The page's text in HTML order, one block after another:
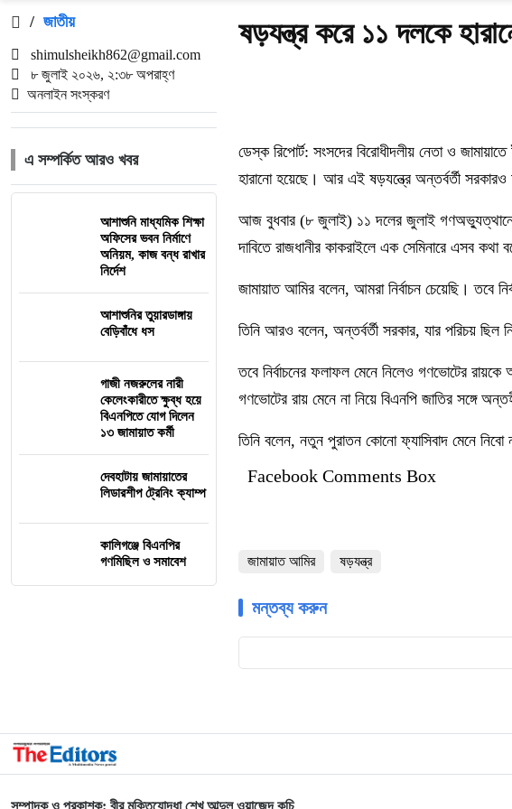
/ জাতীয়
shimulsheikh862@gmail.com
৮ জুলাই ২০২৬, ২:৩৮ অপরাহ্ণ
অনলাইন সংস্করণ
এ সম্পর্কিত আরও খবর
আশাশুনি মাধ্যমিক শিক্ষা
অফিসের ভবন নির্মাণে
অনিয়ম, কাজ বন্ধ রাখার
নির্দেশ
আশাশুনির তুয়ারডাঙ্গায়
বেড়িবাঁধে ধস
গাজী নজরুলের নারী
কেলেংকারীতে ক্ষুব্ধ হয়ে
বিএনপিতে যোগ দিলেন
১৩ জামায়াত কর্মী
দেবহাটায় জামায়াতের
লিডারশীপ ট্রেনিং ক্যাম্প
কালিগঞ্জে বিএনপির
গণমিছিল ও সমাবেশ
ষড়যন্ত্র করে ১১ দলকে
ডেস্ক রিপোর্ট: সংসদের বিরোধীদলীয় নেতা ও
হারানো হয়েছে। আর এই ষড়যন্ত্রে অন্তর্বর্তী সরকারও
আজ বুধবার (৮ জুলাই) ১১ দলের জুলাই গণঅভ্যুত্থানের
দাবিতে রাজধানীর কাকরাইলে এক সেমিনারে এসব কথা
জামায়াত আমির বলেন, আমরা নির্বাচন চেয়েছি। তবে
তিনি আরও বলেন, অন্তর্বর্তী সরকার, যার পরিচয় ছিল
তবে নির্বাচনের ফলাফল মেনে নিলেও গণভোটের
গণভোটের রায় মেনে না নিয়ে বিএনপি জাতির সঙ্গে
তিনি বলেন, নতুন পুরাতন কোনো ফ্যাসিবাদ মেনে
Facebook Comments Box
জামায়াত আমির ষড়যন্ত্র
মন্তব্য করুন